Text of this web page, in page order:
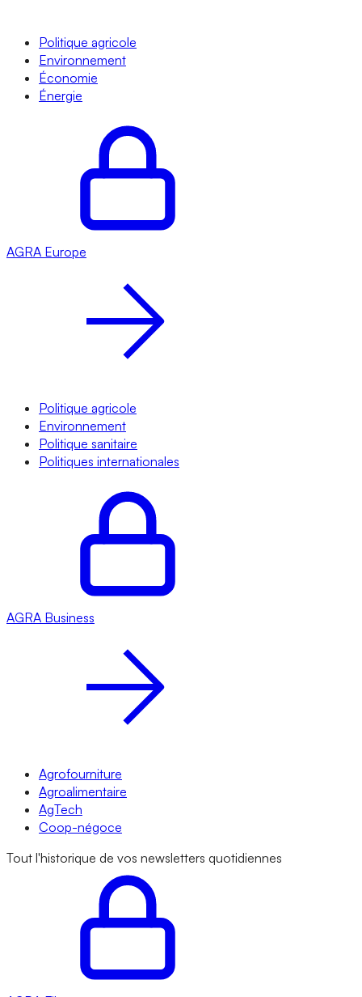
Politique agricole
Environnement
Économie
Énergie
AGRA Europe
Politique agricole
Environnement
Politique sanitaire
Politiques internationales
AGRA Business
Agrofourniture
Agroalimentaire
AgTech
Coop-négoce
Tout l'historique de vos newsletters quotidiennes